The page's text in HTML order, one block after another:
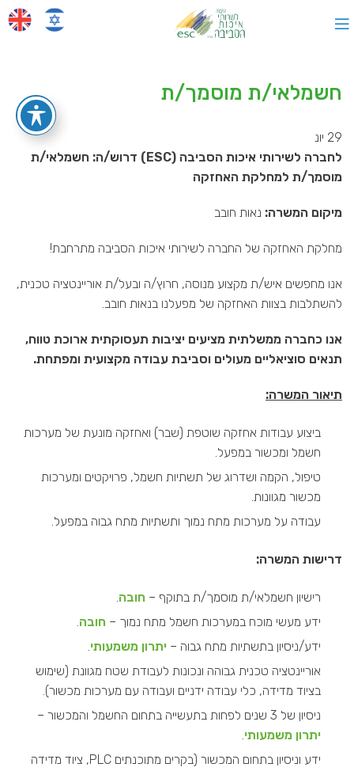
חשמלאי/ת מוסמך/ת
29 יונ
לחברה לשירותי איכות הסביבה (ESC)
דרוש/ה: חשמלאי/ת
מוסמך/ת למחלקת האחזקה
מיקום המשרה: נאות חובב
מחלקת האחזקה של החברה לשירותי איכות הסביבה מתרחבת!
אנו מחפשים איש/ת מקצוע מנוסה, חרוץ/ה ובעל/ת אוריינטציה טכנית,
להשתלבות בצוות האחזקה של מפעלנו בנאות חובב.
אנו כחברה ממשלתית מציעים יציבות תעסוקתית ארוכת טווח,
תנאים סוציאליים מעולים וסביבת עבודה מקצועית ומפתחת.
תיאור המשרה:
ביצוע עבודות אחזקה שוטפת (שבר) ואחזקה מונעת של מערכות
חשמל ומכשור במפעל.
טיפול, הקמה ושדרוג של תשתיות חשמל, פרויקטים ומערכות
מכשור מגוונות.
עבודה על מערכות מתח נמוך ותשתיות מתח גבוה במפעל.
דרישות המשרה:
רישיון חשמלאי/ת מוסמך/ת בתוקף – חובה.
ידע מעשי מוכח במערכות חשמל מתח נמוך – חובה.
ידע/ניסיון בתשתיות מתח גבוה – יתרון משמעותי.
אוריינטציה טכנית גבוהה ונכונות לעבודת שטח מגוונת (שימוש
בציוד מדידה, כלי עבודה ידניים ועבודה עם מערכות מכשור).
ניסיון של 3 שנים לפחות בתעשייה בתחום החשמל והמכשור –
יתרון משמעותי.
ידע וניסיון בתחום המכשור (בקרים מתוכנתים PLC, ציוד מדידה